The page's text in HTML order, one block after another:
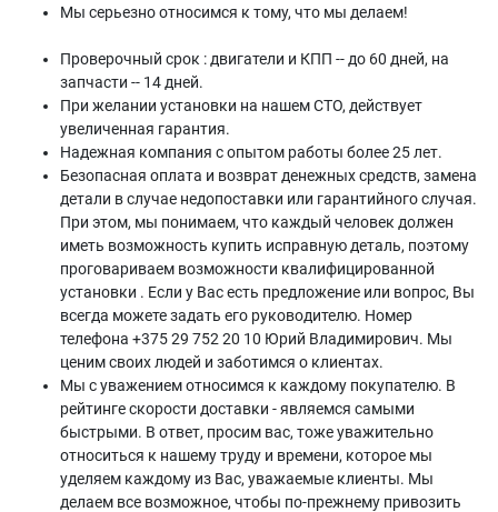
Мы серьезно относимся к тому, что мы делаем!
Проверочный срок : двигатели и КПП -- до 60 дней, на
запчасти -- 14 дней.
При желании установки на нашем СТО, действует
увеличенная гарантия.
Надежная компания с опытом работы более 25 лет.
Безопасная оплата и возврат денежных средств, замена
детали в случае недопоставки или гарантийного случая.
При этом, мы понимаем, что каждый человек должен
иметь возможность купить исправную деталь, поэтому
проговариваем возможности квалифицированной
установки . Если у Вас есть предложение или вопрос, Вы
всегда можете задать его руководителю. Номер
телефона +375 29 752 20 10 Юрий Владимирович. Мы
ценим своих людей и заботимся о клиентах.
Мы с уважением относимся к каждому покупателю. В
рейтинге скорости доставки - являемся самыми
быстрыми. В ответ, просим вас, тоже уважительно
относиться к нашему труду и времени, которое мы
уделяем каждому из Вас, уважаемые клиенты. Мы
делаем все возможное, чтобы по-прежнему привозить